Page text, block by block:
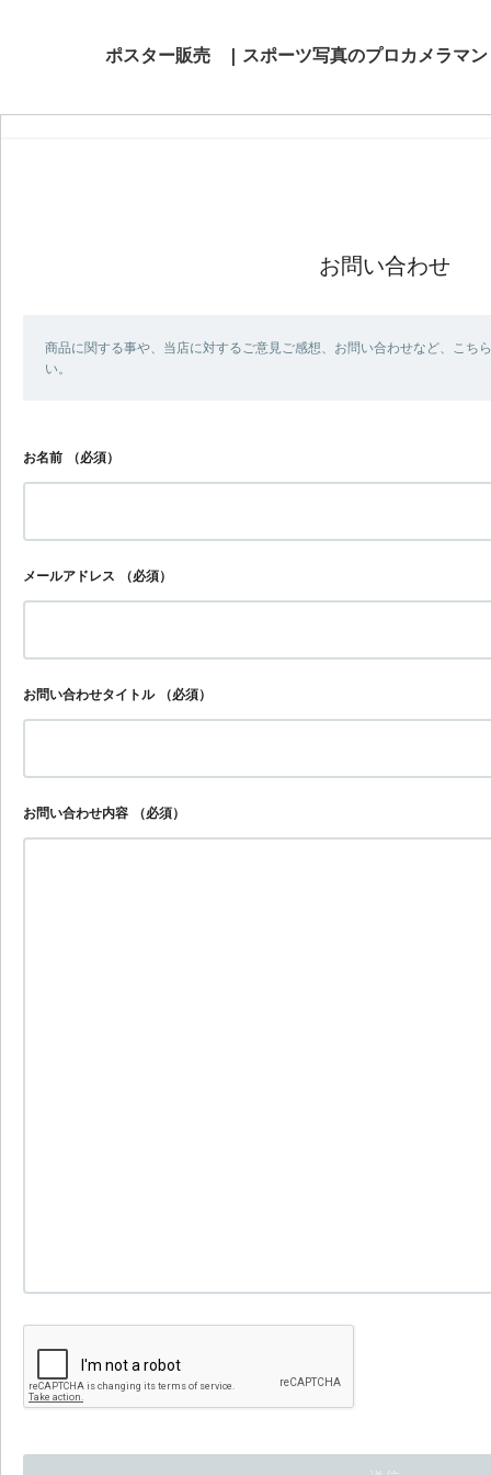
ポスター販売 | スポーツ写真のプロカメラマ
お問い合わせ
商品に関する事や、当店に対するご意見ご感想、お問い合わせなど、こち
い。
お名前 （必須）
メールアドレス （必須）
お問い合わせタイトル （必須）
お問い合わせ内容 （必須）